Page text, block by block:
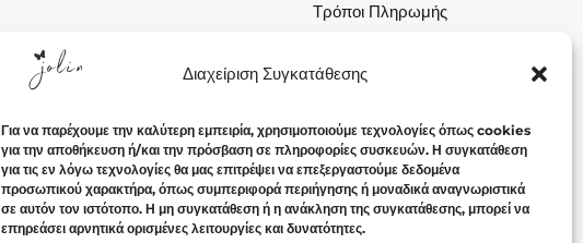
Διαχείριση Συγκατάθεσης
Για να παρέχουμε την καλύτερη εμπειρία, χρησιμοποιούμε τεχνολογίες όπως cookies
για την αποθήκευση ή/και την πρόσβαση σε πληροφορίες συσκευών. Η συγκατάθεση
για τις εν λόγω τεχνολογίες θα μας επιτρέψει να επεξεργαστούμε δεδομένα
προσωπικού χαρακτήρα, όπως συμπεριφορά περιήγησης ή μοναδικά αναγνωριστικά
σε αυτόν τον ιστότοπο. Η μη συγκατάθεση ή η ανάκληση της συγκατάθεσης, μπορεί να
επηρεάσει αρνητικά ορισμένες λειτουργίες και δυνατότητες.
Τρόποι Πληρωμής